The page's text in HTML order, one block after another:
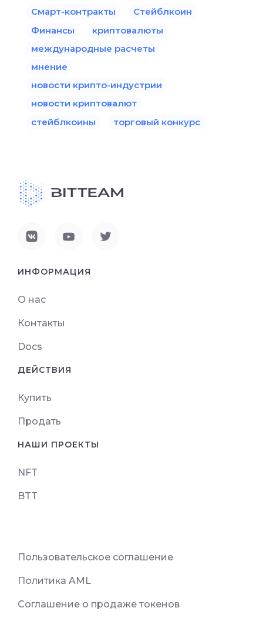
Смарт-контракты
Стейблкоин
Финансы
криптовалюты
международные расчеты
мнение
новости крипто-индустрии
новости криптовалют
стейблкоины
торговый конкурс
ИНФОРМАЦИЯ
О нас
Контакты
Docs
ДЕЙСТВИЯ
Купить
Продать
НАШИ ПРОЕКТЫ
NFT
BTT
Пользовательское соглашение
Политика AML
Соглашение о продаже токенов